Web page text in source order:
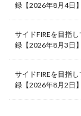
録【2026年8月4日】
サイドFIREを目指
録【2026年8月3日】
サイドFIREを目指
録【2026年8月2日】